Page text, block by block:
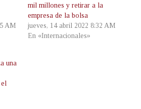
AM
mil millones y retirar a la
empresa de la bolsa
jueves, 14 abril 2022 8:32 AM
En «Internacionales»
una
el